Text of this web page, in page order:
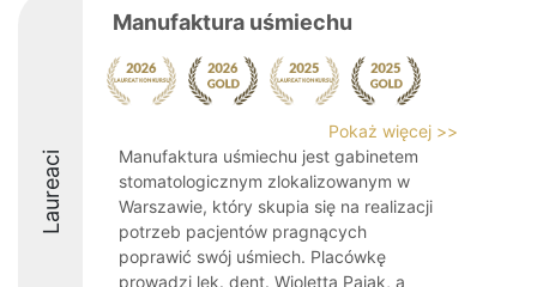
Laureaci
Manufaktura uśmiechu
Pokaż więcej >>
Manufaktura uśmiechu jest gabinetem
stomatologicznym zlokalizowanym w
Warszawie, który skupia się na realizacji
potrzeb pacjentów pragnących
poprawić swój uśmiech. Placówkę
prowadzi lek. dent. Wioletta Pająk, a